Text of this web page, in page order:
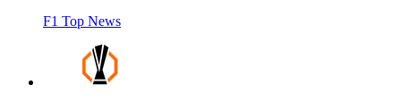
F1 Top News